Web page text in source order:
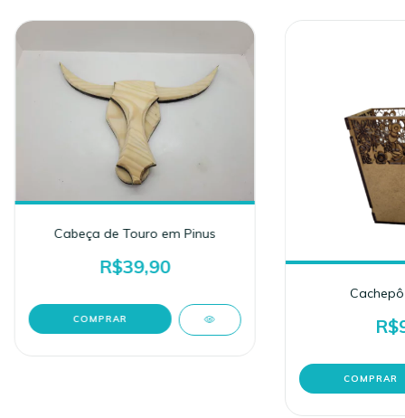
Cabeça de Touro em Pinus
R$39,90